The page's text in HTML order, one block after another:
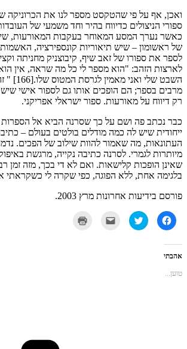
ואכן, אף על פי שהטקסט מספר לנו את הכרוניקה
ספורי הניצולים כדיווח בהיר וחד משמעי של
כאשר נערך המסע המאוחר בעקבות המאורעות,
של ראשומון – שיש תיאוריות קונספירציה,
לספר את ספורו של זאב שיף, קיבוצניק מחניתה
לארצות הזהב: "הוא מספר לי כל מה שראה, אין
השבט שלי
מרבים בספר; הם הופכים אותו גם לספור אישי שיש
רק דיווח על מאורעות. ספור ישראלי אפריקני.
כבר נכתב פה ושם על כך שסרנה הביא אל הספרות
ייחודית שיש לה כמה מודלים בולטים בעולם –
העתונאות, מה שאמור להוות שילוב של הפכים.
מיותרות לגמרי. לסרנה כתיבה נקייה, מרגשת
שאינן הופכות קלישאות. ואם לא די בכך, מזה זמן
בלגימה אחת, ללא הפוגה, כפי שקרה לי כשקראתי
פורסם בידיעות אחרונות מרץ 2003.
לחיצה
לשיתוף
בפייסבוק
לחצו
כדי
אהבתי
טוען...